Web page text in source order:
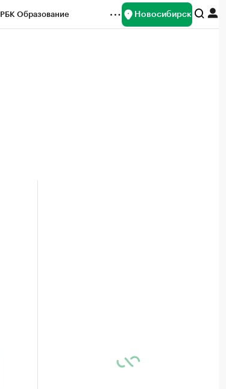
РБК Образование Новосибирск